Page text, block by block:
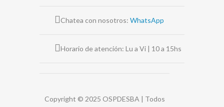
Chatea con nosotros: WhatsApp
Horario de atención: Lu a Vi | 10 a 15hs
Copyright © 2025 OSPDESBA | Todos